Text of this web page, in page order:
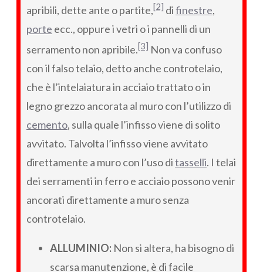
apribili, dette ante o partite,[2] difinestre,
porte ecc., oppure i vetri o i pannelli di un
serramento non apribile.[3] Non va confuso
con il falso telaio, detto anche controtelaio,
che è l’intelaiatura in acciaio trattato o in
legno grezzo ancorata al muro con l’utilizzo di
cemento, sulla quale l’infisso viene di solito
avvitato. Talvolta l’infisso viene avvitato
direttamente a muro con l’uso ditasselli. I telai
dei serramenti in ferro e acciaio possono venir
ancorati direttamente a muro senza
controtelaio.
ALLUMINIO: Non si altera, ha bisogno di
scarsa manutenzione, è di facile